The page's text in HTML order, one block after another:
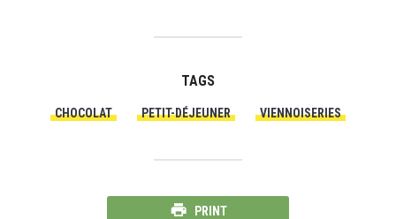
TAGS
CHOCOLAT PETIT-DÉJEUNER VIENNOISERIES
PRINT